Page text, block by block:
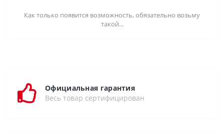
Как только появится возможность, обязательно возьму
такой...
Официальная гарантия
Весь товар сертифицирован